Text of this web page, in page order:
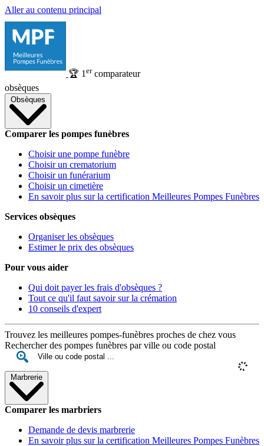
Aller au contenu principal
🏆 1 ercomparateur
obsèques
Obsèques
Comparer les pompes funèbres
Choisir une pompe funèbre
Choisir un crematorium
Choisir un funérarium
Choisir un cimetière
En savoir plus sur la certification Meilleures Pompes Funèbres
Services obsèques
Organiser les obsèques
Estimer le prix des obsèques
Pour vous aider
Qui doit payer les frais d'obsèques ?
Tout ce qu'il faut savoir sur la crémation
10 conseils d'expert
Trouvez les meilleures pompes-funèbres proches de chez vous
Rechercher des pompes funèbres par ville ou code postal
Marbrerie
Comparer les marbriers
Demande de devis marbrerie
En savoir plus sur la certification Meilleures Pompes Funèbres